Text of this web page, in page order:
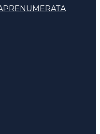
PRENUMERATA